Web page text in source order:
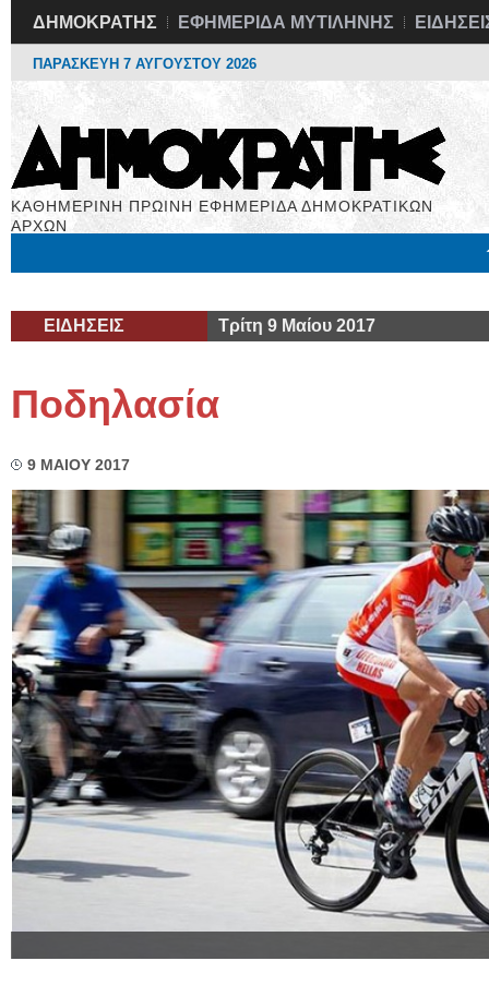
ΔΗΜΟΚΡΑΤΗΣ ΕΦΗΜΕΡΙΔΑ ΜΥΤΙΛΗΝΗΣ
ΠΑΡΑΣΚΕΥΗ 7 ΑΥΓΟΥΣΤΟΥ 2026
ΚΑΘΗΜΕΡΙΝΗ ΠΡΩΙΝΗ ΕΦΗΜΕΡΙΔΑ ΔΗΜΟΚΡΑΤΙΚΩΝ
ΑΡΧΩΝ
ΕΙΔΗΣΕΙΣ Τρίτη 9 Μαίου 2017
Ποδηλασία
9 ΜΑΙΟΥ 2017